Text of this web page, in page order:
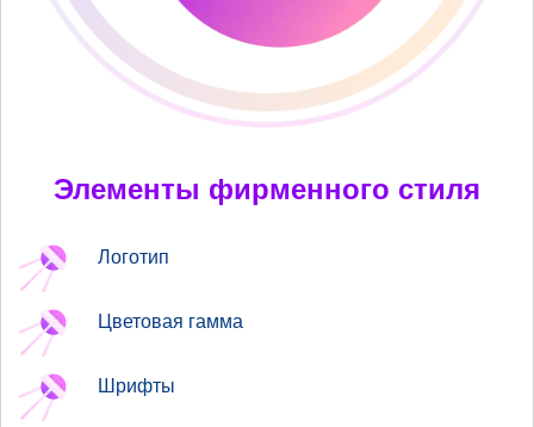
Элементы фирменного стиля
Логотип
Цветовая гамма
Шрифты